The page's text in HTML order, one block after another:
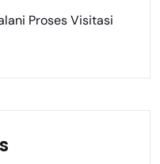
Proses Visitasi